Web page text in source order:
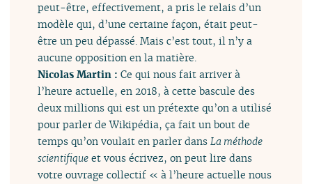
peut-être, effectivement, a pris le relais d’un
modèle qui, d’une certaine façon, était peut-
être un peu dépassé. Mais c’est tout, il n’y a
aucune opposition en la matière.
Nicolas Martin :Ce qui nous fait arriver à
l’heure actuelle, en 2018, à cette bascule des
deux millions qui est un prétexte qu’on a utilisé
pour parler de Wikipédia, ça fait un bout de
temps qu’on voulait en parler dansLa méthode
scientifique et vous écrivez, on peut lire dans
votre ouvrage collectif « à l’heure actuelle nous